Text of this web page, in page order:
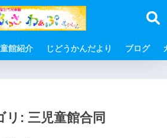
館紹介 じどうかんだより ブログ
リ: 三児童館合同